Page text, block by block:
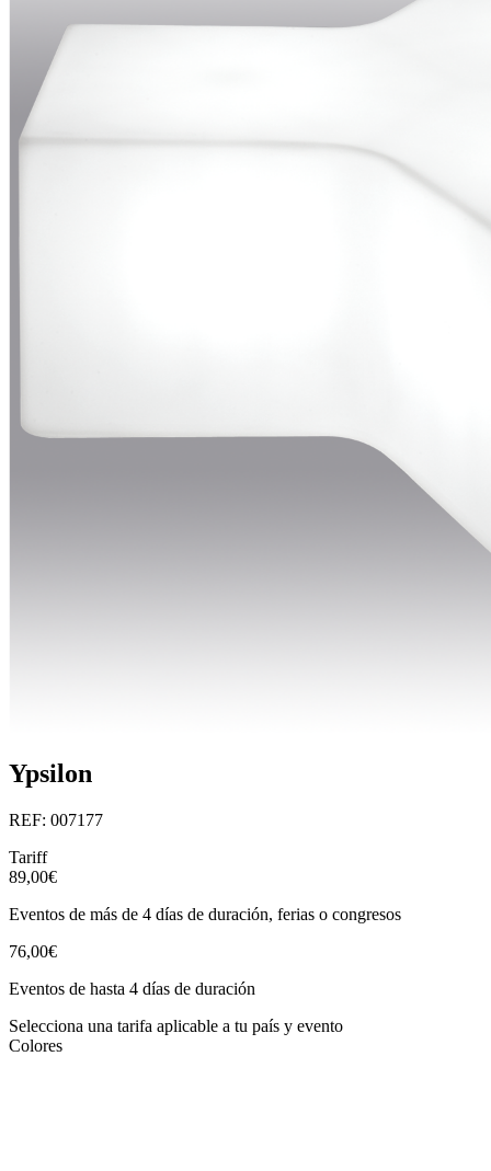
Ypsilon
REF: 007177
Tariff
89,00€
Eventos de más de 4 días de duración, ferias o congresos
76,00€
Eventos de hasta 4 días de duración
Selecciona una tarifa aplicable a tu país y evento
Colores